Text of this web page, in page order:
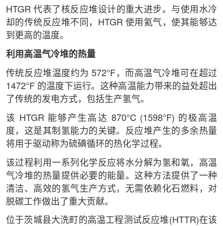
HTGR 代表了核反应堆设计的重大进步。与使用水冷
却的传统反应堆不同，HTGR 使用氦气，使其能够达
到更高的温度。
利用高温气冷堆的热量
传统反应堆温度约为 572°F，而高温气冷堆可在超过
1472°F 的温度下运行。这种高温能力带来的益处超出
了传统的发电方式，包括生产氢气。
该 HTGR 能够产生高达 870°C (1598°F) 的极高温
度，这是其制氢能力的关键。反应堆产生的多余热量
将用于驱动称为硫碘循环的热化学过程。
该过程利用一系列化学反应将水分解为氢和氧，高温
气冷堆的热量提供必要的能量。这种方法提供了一种
清洁、高效的氢气生产方式，无需依赖化石燃料，对
脱碳工作做出了重大贡献。
位于茨城县大洗町的高温工程测试反应堆(HTTR)在该